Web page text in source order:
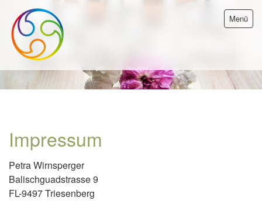
Menü
Aktuell
Therapie
Impressum
Petra Wirnsperger
Balischguadstrasse 9
FL-9497 Triesenberg